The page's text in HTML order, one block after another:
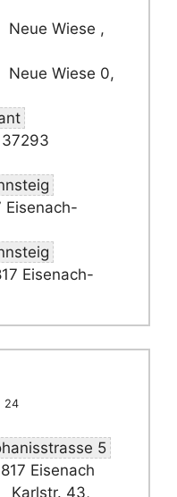
Neue Wiese ,
Neue Wiese 0,
Eisenach-
Eisenach-
24
5
Eisenach
Karlstr. 43,